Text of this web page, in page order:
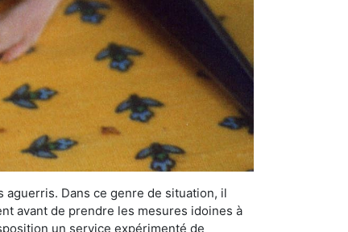
Dans ce genre de situation, il
avant de prendre les mesures idoines à
un service expérimenté de